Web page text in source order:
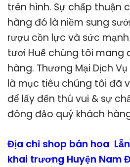
trên hình. Sự chấp thuận
hàng đó là niềm sung
rượu cồn lực và sức
tươi Huế chúng tôi mang
hàng. Thương Mại Dịch
là mục tiêu chúng tôi đã
để lấy đến thú vui & sự
đông đảo quý khách
Địa chỉ shop bán hoa
khai trương Huyện Nam